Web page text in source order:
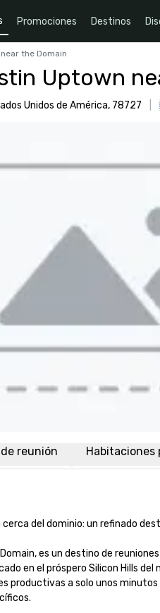
Promociones Destinos
the Domain
Uptown
Unidos de América, 78727
reunión Habitaciones
del dominio: un refinado
es un destino de
en el próspero Silicon Hills
productivas a solo unos